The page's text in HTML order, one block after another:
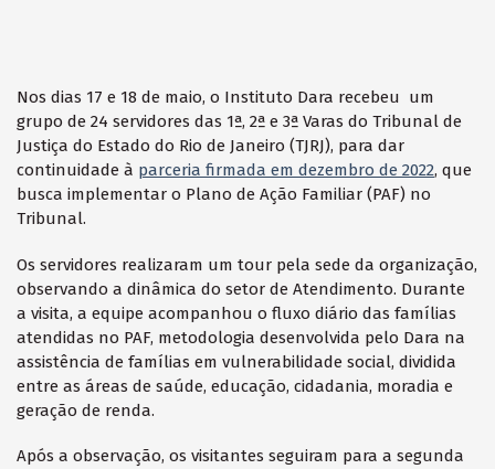
Nos dias 17 e 18 de maio, o Instituto Dara recebeu um
grupo de 24 servidores das 1ª, 2ª e 3ª Varas do Tribunal de
Justiça do Estado do Rio de Janeiro (TJRJ), para dar
continuidade à parceria firmada em dezembro de 2022, que
busca implementar o Plano de Ação Familiar (PAF) no
Tribunal.
Os servidores realizaram um tour pela sede da organização,
observando a dinâmica do setor de Atendimento. Durante
a visita, a equipe acompanhou o fluxo diário das famílias
atendidas no PAF, metodologia desenvolvida pelo Dara na
assistência de famílias em vulnerabilidade social, dividida
entre as áreas de saúde, educação, cidadania, moradia e
geração de renda.
Após a observação, os visitantes seguiram para a segunda